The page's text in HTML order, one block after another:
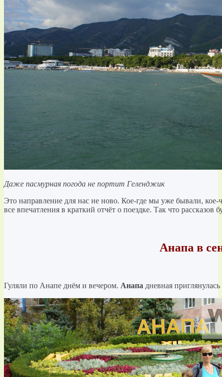
Даже пасмурная погода не портит Геленджик
Это направление для нас не ново. Кое-где мы уже бывали,
все впечатления в краткий отчёт о поездке. Так что рассказов
Анапа в
Гуляли по Анапе днём и вечером. Анапа дневная